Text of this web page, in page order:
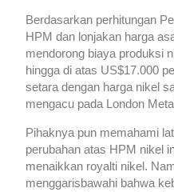
Berdasarkan perhitungan
HPM dan lonjakan harga
mendorong biaya produksi
hingga di atas US$17.000
setara dengan harga nikel
mengacu pada London
Pihaknya pun memahami
perubahan atas HPM nikel
menaikkan royalti nikel.
menggarisbawahi bahwa